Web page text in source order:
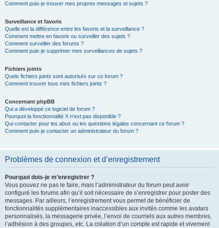
Comment puis-je trouver mes propres messages et sujets ?
Surveillance et favoris
Quelle est la différence entre les favoris et la surveillance ?
Comment mettre en favoris ou surveiller des sujets ?
Comment surveiller des forums ?
Comment puis-je supprimer mes surveillances de sujets ?
Fichiers joints
Quels fichiers joints sont autorisés sur ce forum ?
Comment trouver tous mes fichiers joints ?
Concernant phpBB
Qui a développé ce logiciel de forum ?
Pourquoi la fonctionnalité X n’est pas disponible ?
Qui contacter pour les abus ou les questions légales concernant ce forum ?
Comment puis-je contacter un administrateur du forum ?
Problèmes de connexion et d’enregistrement
Pourquoi dois-je m’enregistrer ?
Vous pouvez ne pas le faire, mais l’administrateur du forum peut avoir
configuré les forums afin qu’il soit nécessaire de s’enregistrer pour poster des
messages. Par ailleurs, l’enregistrement vous permet de bénéficier de
fonctionnalités supplémentaires inaccessibles aux invités comme les avatars
personnalisés, la messagerie privée, l’envoi de courriels aux autres membres,
l’adhésion à des groupes, etc. La création d’un compte est rapide et vivement